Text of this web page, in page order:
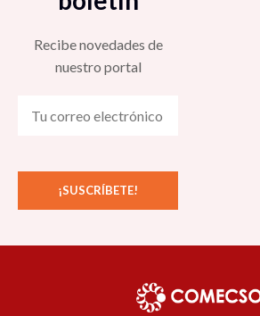
Recibe novedades de
nuestro portal